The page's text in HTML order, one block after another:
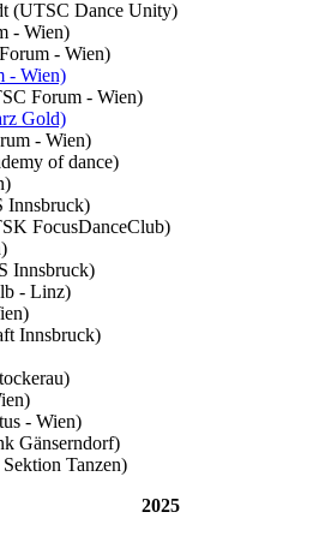
(UTSC Dance Unity)
- Wien)
- Wien)
- Wien)
Forum - Wien)
Gold)
- Wien)
of dance)
Innsbruck)
FocusDanceClub)
Innsbruck)
- Linz)
Innsbruck)
- Wien)
Gänserndorf)
Tanzen)
2025